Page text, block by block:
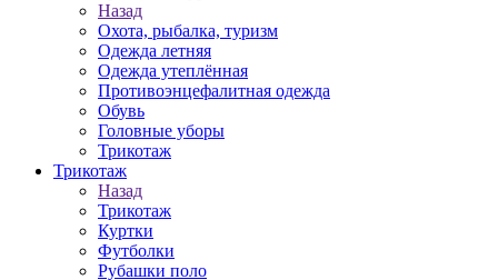
Назад
Охота, рыбалка, туризм
Одежда летняя
Одежда утеплённая
Противоэнцефалитная одежда
Обувь
Головные уборы
Трикотаж
Трикотаж
Назад
Трикотаж
Куртки
Футболки
Рубашки поло